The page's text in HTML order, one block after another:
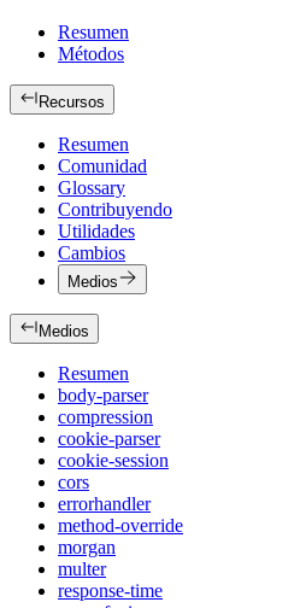
Resumen
Métodos
Recursos
Resumen
Comunidad
Glossary
Contribuyendo
Utilidades
Cambios
Medios
Medios
Resumen
body-parser
compression
cookie-parser
cookie-session
cors
errorhandler
method-override
morgan
multer
response-time